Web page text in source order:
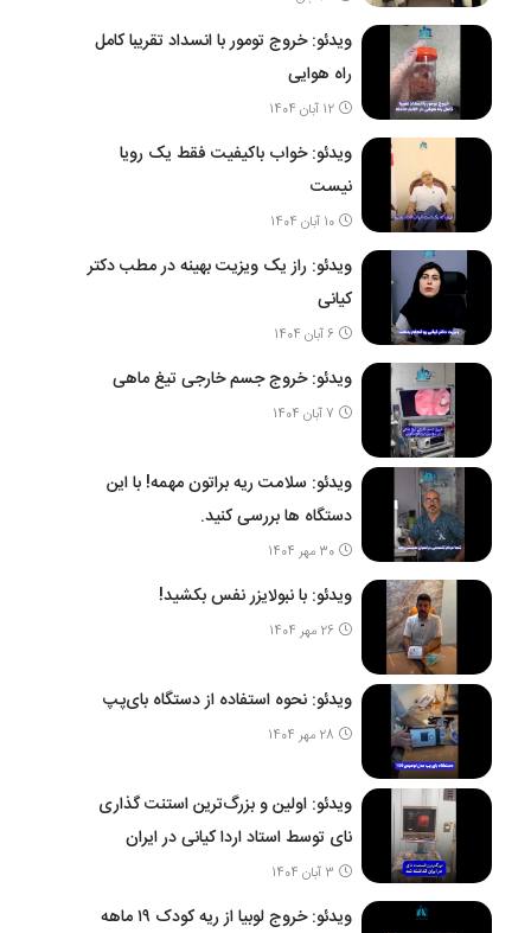
ویدئو: خروج تومور با انسداد تقریبا کامل
راه هوایی
12 آبان 1404
ویدئو: خواب باکیفیت فقط یک رویا
نیست
10 آبان 1404
ویدئو: راز یک ویزیت بهینه در مطب دکتر
کیانی
6 آبان 1404
ویدئو: خروج جسم خارجی تیغ ماهی
7 آبان 1404
ویدئو: سلامت ریه براتون مهمه! با این
دستگاه ها بررسی کنید.
30 مهر 1404
ویدئو: با نبولایزر نفس بکشید!
26 مهر 1404
ویدئو: نحوه استفاده از دستگاه بای‌پپ
28 مهر 1404
ویدئو: اولین و بزرگ‌ترین استنت گذاری
نای توسط استاد اردا کیانی در ایران
3 آبان 1404
ویدئو: خروج لوبیا از ریه کودک ۱۹ ماهه